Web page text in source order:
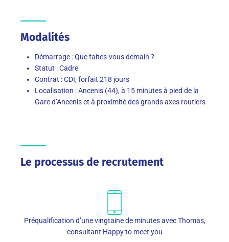
Modalités
Démarrage : Que faites-vous demain ?
Statut : Cadre
Contrat : CDI, forfait 218 jours
Localisation : Ancenis (44), à 15 minutes à pied de la
Gare d’Ancenis et à proximité des grands axes routiers
Le processus de recrutement
Préqualification d’une vingtaine de minutes avec Thomas,
consultant Happy to meet you